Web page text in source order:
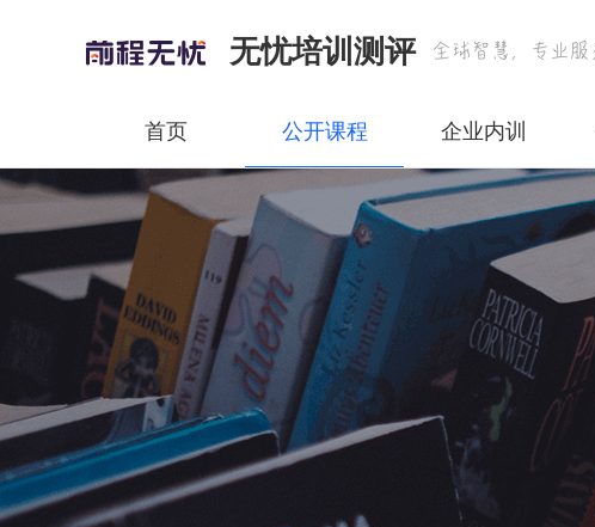
无忧培训测评
首页 公开课程 企业内训